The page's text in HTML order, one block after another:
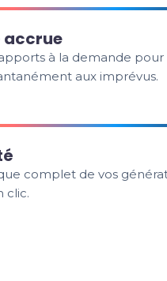
à la demande pour
aux imprévus.
complet de vos
clic.